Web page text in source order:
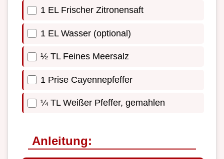
1 EL Frischer Zitronensaft
1 EL Wasser (optional)
½ TL Feines Meersalz
1 Prise Cayennepfeffer
¼ TL Weißer Pfeffer, gemahlen
Anleitung: